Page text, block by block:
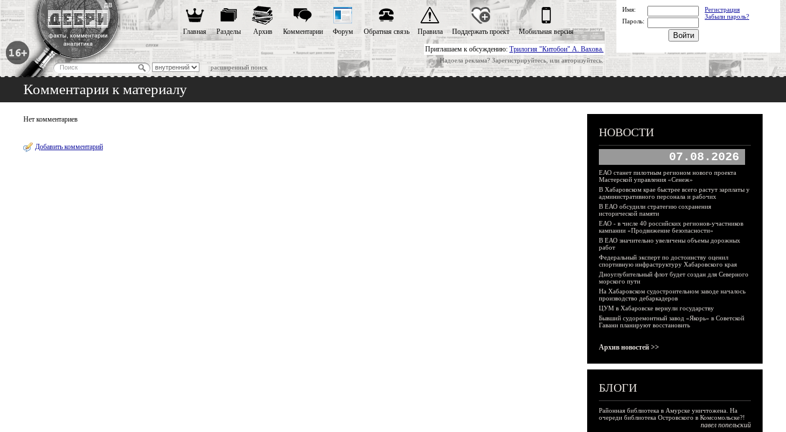
Приглашаем к обсуждению: Трилогия "Китобои" А. Вахова.
Надоела реклама? Зарегистрируйтесь, или авторизуйтесь.
расширенный поиск
Главная Разделы Архив Комментарии Форум Обратная связь Правила Поддержать проект Мобильная версия
Имя:
Регистрация
Забыли пароль?
Пароль:
Комментарии к материалу
Нет комментариев
Добавить комментарий
НОВОСТИ
07.08.2026
ЕАО станет пилотным регионом нового проекта
Мастерской управления «Сенеж»
В Хабаровском крае быстрее всего растут зарплаты у
административного персонала и рабочих
В ЕАО обсудили стратегию сохранения
исторической памяти
ЕАО - в числе 40 российских регионов-участников
кампании «Продвижение безопасности»
В ЕАО значительно увеличены объемы дорожных
работ
Федеральный эксперт по достоинству оценил
спортивную инфраструктуру Хабаровского края
Дноуглубительный флот будет создан для Северного
морского пути
На Хабаровском судостроительном заводе началось
производство дебаркадеров
ЦУМ в Хабаровске вернули государству
Бывший судоремонтный завод «Якорь» в Советской
Гавани планируют восстановить
Архив новостей >>
БЛОГИ
Районная библиотека в Амурске уничтожена. На
очереди библиотека Островского в Комсомольске?!
павел попельский